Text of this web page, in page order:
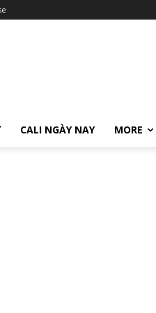
CALI NGÀY NAY MORE